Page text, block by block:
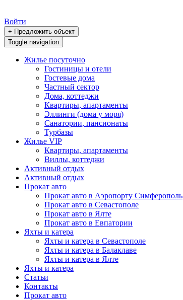
Войти
+ Предложить объект
Toggle navigation
Жилье посуточно
Гостиницы и отели
Гостевые дома
Частный сектор
Дома, коттеджи
Квартиры, апартаменты
Эллинги (дома у моря)
Санатории, пансионаты
Турбазы
Жилье VIP
Квартиры, апартаменты
Виллы, коттеджи
Активный отдых
Активный отдых
Прокат авто
Прокат авто в Аэропорту Симферополь
Прокат авто в Севастополе
Прокат авто в Ялте
Прокат авто в Евпатории
Яхты и катера
Яхты и катера в Севастополе
Яхты и катера в Балаклаве
Яхты и катера в Ялте
Яхты и катера
Статьи
Контакты
Прокат авто